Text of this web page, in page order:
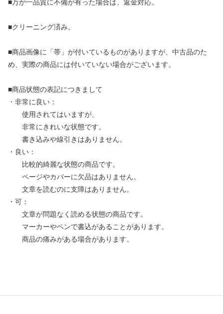
■万が一品質に不備が有った場合は、返金対応。
■クリーニング済み。
■商品画像に「帯」が付いているものがありますが、中古品のた
め、実際の商品には付いていない場合がございます。
■商品状態の表記につきまして
・非常に良い：
使用されてはいますが、
非常にきれいな状態です。
書き込みや線引きはありません。
・良い：
比較的綺麗な状態の商品です。
ページやカバーに欠品はありません。
文章を読むのに支障はありません。
・可：
文章が問題なく読める状態の商品です。
マーカーやペンで書込があることがあります。
商品の痛みがある場合があります。